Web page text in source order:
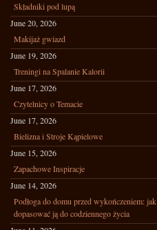
Składniki pod lupą
June 20, 2026
Makijaż gwiazd
June 19, 2026
Treningi na Spalanie Kalorii
June 17, 2026
Czytelnicy o Temacie
June 17, 2026
Bielizna i Stroje Kąpielowe
June 15, 2026
Zapachowe Inspiracje
June 14, 2026
Podłoga do domu przed wykończeniem: jak
dopasować ją do codziennego życia